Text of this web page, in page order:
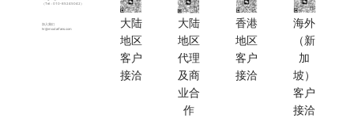
（Tel：010-85245042）
加入我们
hr@moutaifans.com
大陆
地区
客户
接洽
大陆
地区
代理
及商
业合
作
香港
地区
客户
接洽
海外
（新
加
坡）
客户
接洽